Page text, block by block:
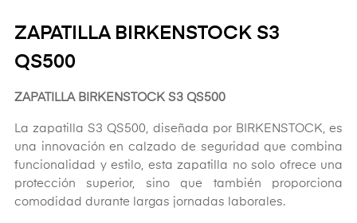
ZAPATILLA BIRKENSTOCK S3
QS500
ZAPATILLA BIRKENSTOCK S3 QS500
La zapatilla S3 QS500, diseñada por BIRKENSTOCK, es
una innovación en calzado de seguridad que combina
funcionalidad y estilo, esta zapatilla no solo ofrece una
protección superior, sino que también proporciona
comodidad durante largas jornadas laborales.